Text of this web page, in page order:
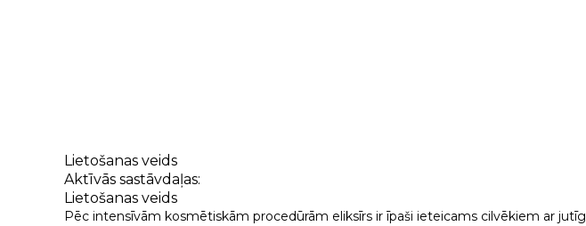
Lietošanas veids
Aktīvās sastāvdaļas:
Lietošanas veids
Pēc intensīvām kosmētiskām procedūrām eliksīrs ir īpaši ieteicams cilvēkiem ar